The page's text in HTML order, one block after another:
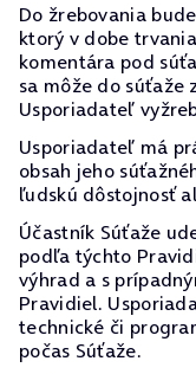
Do žrebovania
ktorý v dobe
komentára pod
sa môže do súťaže
Usporiadateľ
Usporiadateľ má
obsah jeho
ľudskú dôstojnosť
Účastník Súťaže
podľa týchto
výhrad a s
Pravidiel.
technické či
počas Súťaže.